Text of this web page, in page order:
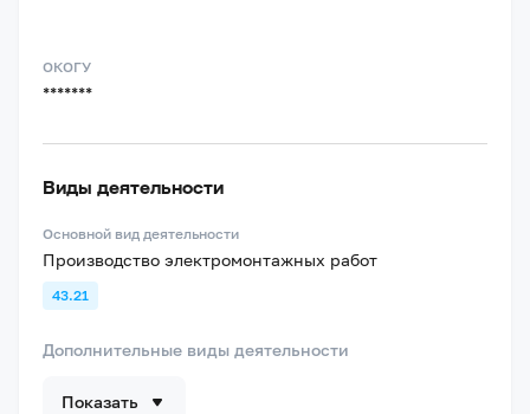
ОКОГУ
*******
Виды деятельности
Основной вид деятельности
Производство электромонтажных работ
43.21
Дополнительные виды деятельности
Показать